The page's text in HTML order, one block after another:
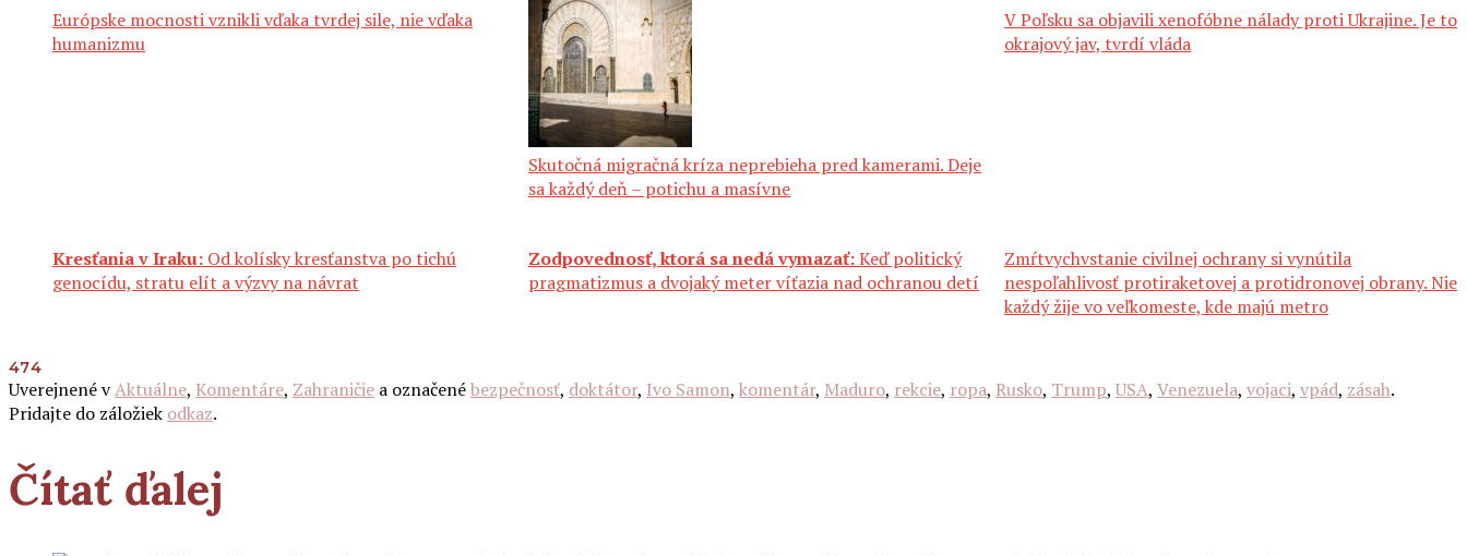
Európske mocnosti vznikli vďaka tvrdej sile, nie vďaka
humanizmu
Skutočná migračná kríza neprebieha pred kamerami. Deje
sa každý deň – potichu a masívne
V Poľsku sa objavili xenofóbne nálady proti Ukrajine. Je to
okrajový jav, tvrdí vláda
Kresťania v Iraku: Od kolísky kresťanstva po tichú
genocídu, stratu elít a výzvy na návrat
Zodpovednosť, ktorá sa nedá vymazať:Keď politický
pragmatizmus a dvojaký meter víťazia nad ochranou detí
Zmŕtvychvstanie civilnej ochrany si vynútila
nespoľahlivosť protiraketovej a protidronovej obrany. Nie
každý žije vo veľkomeste, kde majú metro
474
Uverejnené vAktuálne, Komentáre, Zahraničie a označenébezpečnosť, doktátor, Ivo Samon, komentár, Maduro, rekcie, ropa, Rusko, Trump, USA, Venezuela, vojaci, vpád, zásah.
Pridajte do záložiek odkaz.
Čítať ďalej